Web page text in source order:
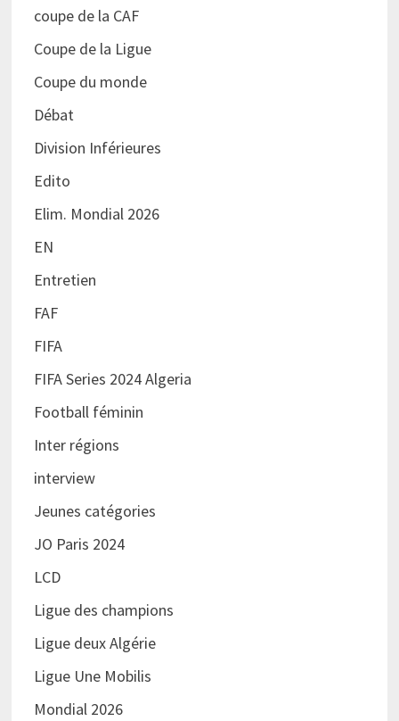
coupe de la CAF
Coupe de la Ligue
Coupe du monde
Débat
Division Inférieures
Edito
Elim. Mondial 2026
EN
Entretien
FAF
FIFA
FIFA Series 2024 Algeria
Football féminin
Inter régions
interview
Jeunes catégories
JO Paris 2024
LCD
Ligue des champions
Ligue deux Algérie
Ligue Une Mobilis
Mondial 2026